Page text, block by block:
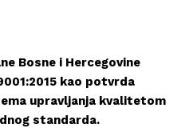
Bosne i Hercegovine
kao potvrda
upravljanja kvalitetom
standarda.